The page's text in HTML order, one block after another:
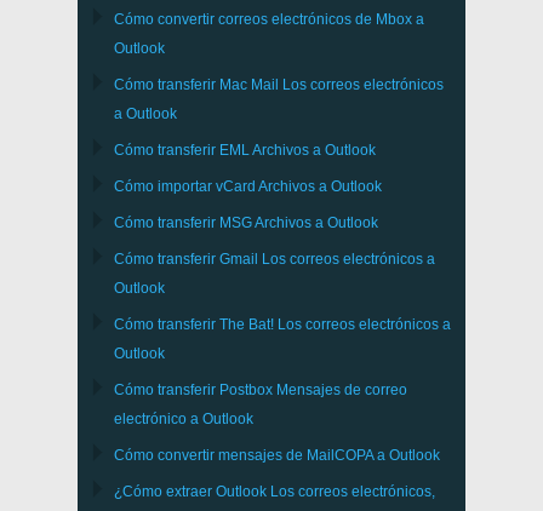
Cómo convertir correos electrónicos de Mbox a
Outlook
Cómo transferir Mac Mail
Los correos electrónicos
a Outlook
Cómo transferir EMLArchivos a Outlook
Cómo importar vCard Archivos a Outlook
Cómo transferir MSGArchivos a Outlook
Cómo transferir Gmail
Los correos electrónicos a
Outlook
Cómo transferir The Bat! Los correos electrónicos a
Outlook
Cómo transferir Postbox Mensajes de correo
electrónico a Outlook
Cómo convertir mensajes de MailCOPAa Outlook
¿Cómo extraer Outlook Los correos electrónicos,